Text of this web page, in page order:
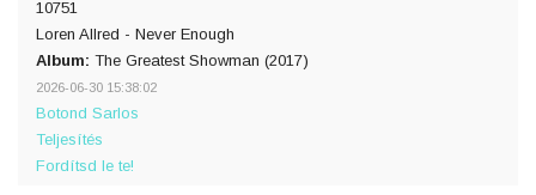
10751
Loren Allred - Never Enough
Album: The Greatest Showman (2017)
2026-06-30 15:38:02
Botond Sarlos
Teljesítés
Fordítsd le te!